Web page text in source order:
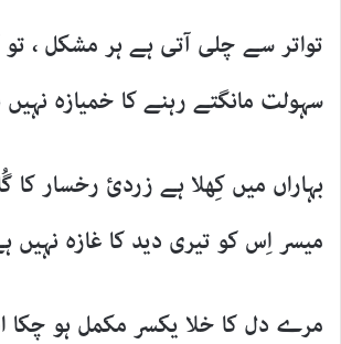
تواتر سے چلی آتی ہے ہر مشکل ، تو
سہولت مانگتے رہنے کا خمیازہ
بہاراں میں کِھلا ہے زردئ رخسار کا
میسر اِس کو تیری دید کا غازہ نہیں
مرے دل کا خلا یکسر مکمل ہو چکا